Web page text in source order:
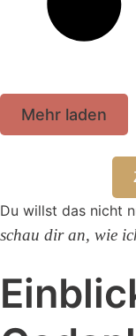
Mehr laden
Du willst das nicht
schau dir an, wie